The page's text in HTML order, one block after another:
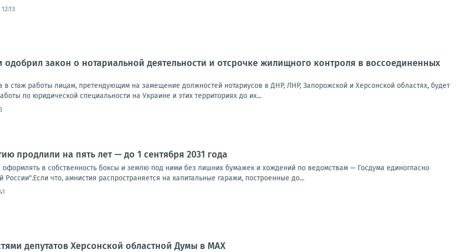
закон о нотариальной деятельности и отсрочке жилищного контроля в воссоединенных
в стаж работы лицам, претендующим на замещение должностей нотариусов в ДНР, ЛНР, Запорожской и Херсонской областях, будет
по юридической специальности на Украине и этих территориях до их...
продлили на пять лет — до 1 сентября 2031 года
в собственность боксы и землю под ними без лишних бумажек и хождений по ведомствам — Госдума единогласно
России".Если что, амнистия распространяется на капитальные гаражи, построенные до...
депутатов Херсонской областной Думы в МАХ